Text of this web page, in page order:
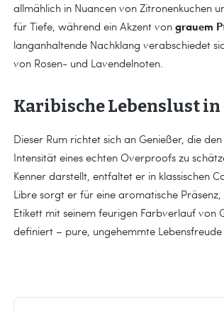
allmählich in Nuancen von Zitronenkuchen
für Tiefe, während ein Akzent von grauem
langanhaltende Nachklang verabschiedet
von Rosen- und Lavendelnoten.
Karibische Lebenslust
Dieser Rum richtet sich an Genießer, die
Intensität eines echten Overproofs zu
Kenner darstellt, entfaltet er in klassischen
Libre sorgt er für eine aromatische
Etikett mit seinem feurigen Farbverlauf von
definiert – pure, ungehemmte